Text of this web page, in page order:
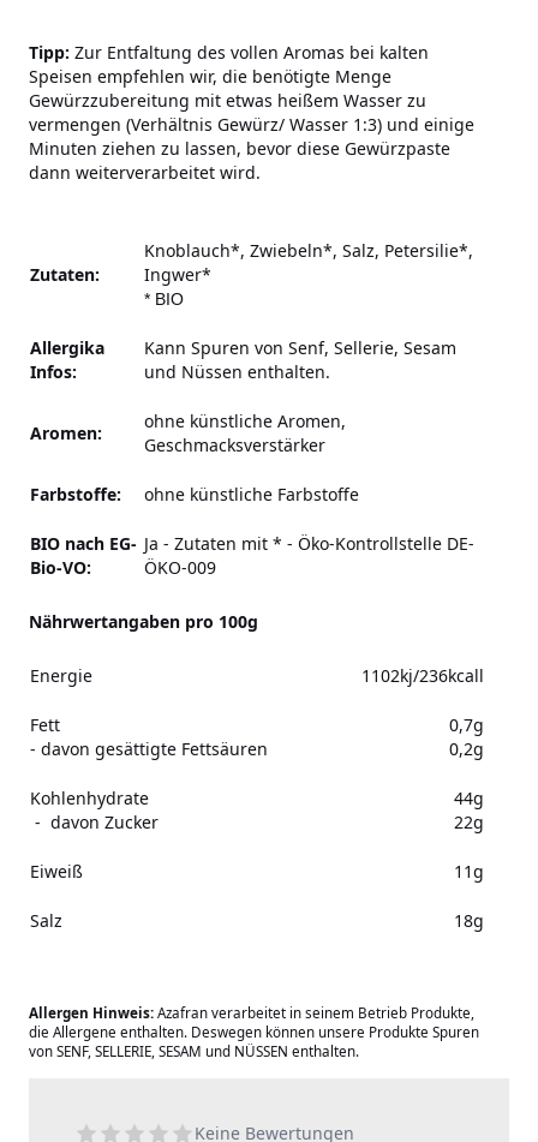
Tipp: Zur Entfaltung des vollen Aromas bei kalten
Speisen empfehlen wir, die benötigte Menge
Gewürzzubereitung mit etwas heißem Wasser zu
vermengen (Verhältnis Gewürz/ Wasser 1:3) und einige
Minuten ziehen zu lassen, bevor diese Gewürzpaste
dann weiterverarbeitet wird.
Zutaten:
Knoblauch*, Zwiebeln*, Salz, Petersilie*,
Ingwer*
* BIO
Allergika
Infos:
Kann Spuren von Senf, Sellerie, Sesam
und Nüssen enthalten.
Aromen:
ohne künstliche Aromen,
Geschmacksverstärker
Farbstoffe: ohne künstliche Farbstoffe
BIO nach EG-
Bio-VO:
Ja - Zutaten mit * - Öko-Kontrollstelle DE-
ÖKO-009
Nährwertangaben pro 100g
Energie 1102kj/236kcall
Fett
- davon gesättigte Fettsäuren
0,7g
0,2g
Kohlenhydrate
- davon Zucker
44g
22g
Eiweiß 11g
Salz 18g
Allergen Hinweis: Azafran verarbeitet in seinem Betrieb Produkte,
die Allergene enthalten. Deswegen können unsere Produkte Spuren
von SENF, SELLERIE, SESAM und NÜSSEN enthalten.
Keine Bewertungen